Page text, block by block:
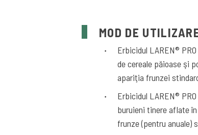
MOD DE
Erbicidul LAREN®
de cereale păioase şi
apariţia frunzei
Erbicidul LAREN®
buruieni tinere aflate
frunze (pentru anuale)